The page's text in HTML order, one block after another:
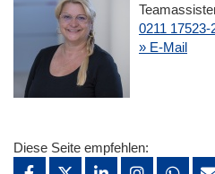
0211 17523-
» E-Mail
Diese Seite empfehlen: